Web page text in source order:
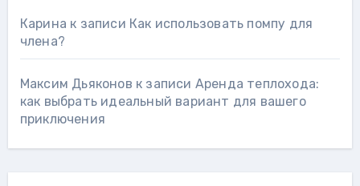
Карина к записи Как использовать помпу для
члена?
Максим Дьяконов к записи Аренда теплохода:
как выбрать идеальный вариант для вашего
приключения